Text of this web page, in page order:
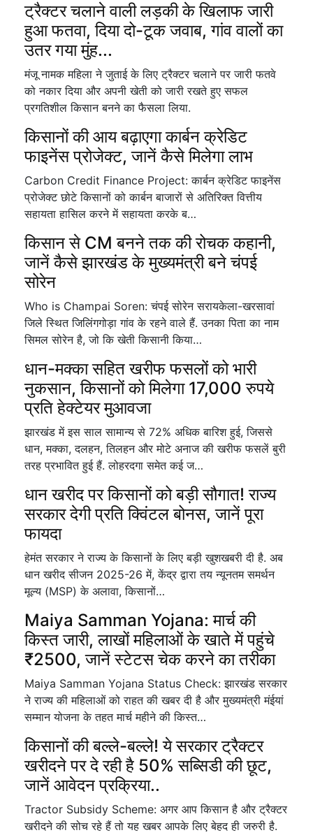
ट्रैक्टर चलाने वाली लड़की के खिलाफ जारी
हुआ फतवा, दिया दो-टूक जवाब, गांव वालों का
उतर गया मुंह...
मंजू नामक महिला ने जुताई के लिए ट्रैक्टर चलाने पर जारी फतवे
को नकार दिया और अपनी खेती को जारी रखते हुए सफल
प्रगतिशील किसान बनने का फैसला लिया.
किसानों की आय बढ़ाएगा कार्बन क्रेडिट
फाइनेंस प्रोजेक्ट, जानें कैसे मिलेगा लाभ
Carbon Credit Finance Project: कार्बन क्रेडिट फाइनेंस
प्रोजेक्ट छोटे किसानों को कार्बन बाजारों से अतिरिक्त वित्तीय
सहायता हासिल करने में सहायता करके ब…
किसान से CM बनने तक की रोचक कहानी,
जानें कैसे झारखंड के मुख्यमंत्री बने चंपई
सोरेन
Who is Champai Soren: चंपई सोरेन सरायकेला-खरसावां
जिले स्थित जिलिंगगोड़ा गांव के रहने वाले हैं. उनका पिता का नाम
सिमल सोरेन है, जो कि खेती किसानी किया…
धान-मक्का सहित खरीफ फसलों को भारी
नुकसान, किसानों को मिलेगा 17,000 रुपये
प्रति हेक्टेयर मुआवजा
झारखंड में इस साल सामान्य से 72% अधिक बारिश हुई, जिससे
धान, मक्का, दलहन, तिलहन और मोटे अनाज की खरीफ फसलें बुरी
तरह प्रभावित हुई हैं. लोहरदगा समेत कई ज…
धान खरीद पर किसानों को बड़ी सौगात! राज्य
सरकार देगी प्रति क्विंटल बोनस, जानें पूरा
फायदा
हेमंत सरकार ने राज्य के किसानों के लिए बड़ी खुशखबरी दी है. अब
धान खरीद सीजन 2025-26 में, केंद्र द्वारा तय न्यूनतम समर्थन
मूल्य (MSP) के अलावा, किसानों…
Maiya Samman Yojana: मार्च की
किस्त जारी, लाखों महिलाओं के खाते में पहुंचे
₹2500, जानें स्टेटस चेक करने का तरीका
Maiya Samman Yojana Status Check: झारखंड सरकार
ने राज्य की महिलाओं को राहत की खबर दी है और मुख्यमंत्री मंईयां
सम्मान योजना के तहत मार्च महीने की किस्त…
किसानों की बल्ले-बल्ले! ये सरकार ट्रैक्टर
खरीदने पर दे रही है 50% सब्सिडी की छूट,
जानें आवेदन प्रक्रिया..
Tractor Subsidy Scheme: अगर आप किसान है और ट्रैक्टर
खरीदने की सोच रहे हैं तो यह खबर आपके लिए बेहद ही जरुरी है.